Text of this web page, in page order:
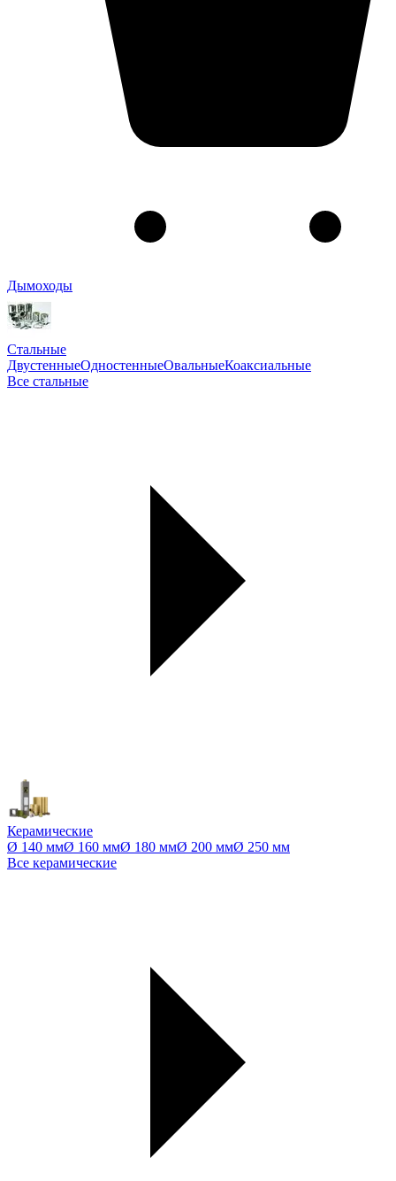
Дымоходы
Стальные
ДвустенныеОдностенныеОвальныеКоаксиальные
Все стальные
Керамические
Ø 140 ммØ 160 ммØ 180 ммØ 200 ммØ 250 мм
Все керамические